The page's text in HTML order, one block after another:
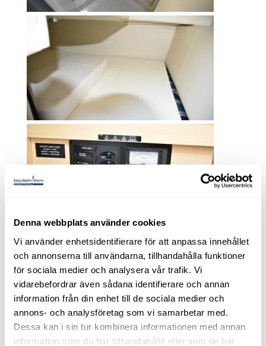
Denna webbplats använder cookies
Vi använder enhetsidentifierare för att anpassa innehållet
och annonserna till användarna, tillhandahålla funktioner
för sociala medier och analysera vår trafik. Vi
vidarebefordrar även sådana identifierare och annan
information från din enhet till de sociala medier och
annons- och analysföretag som vi samarbetar med.
Dessa kan i sin tur kombinera informationen med annan
information som du har tillhandahållit eller som de har